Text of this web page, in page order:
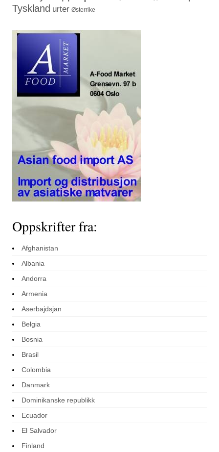
Tyskland urter Østerrike
Oppskrifter fra:
Afghanistan
Albania
Andorra
Armenia
Aserbajdsjan
Belgia
Bosnia
Brasil
Colombia
Danmark
Dominikanske republikk
Ecuador
El Salvador
Finland